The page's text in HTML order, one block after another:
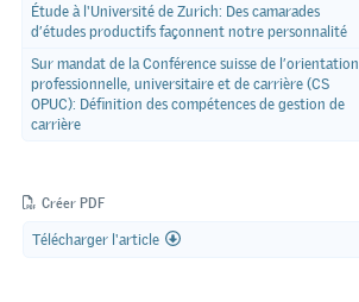
Étude à l'Université de Zurich: Des camarades
d’études productifs façonnent notre personnalité
Sur mandat de la Conférence suisse de l’orientation
professionnelle, universitaire et de carrière (CS
OPUC): Définition des compétences de gestion de
carrière
Créer PDF
Télécharger l'article